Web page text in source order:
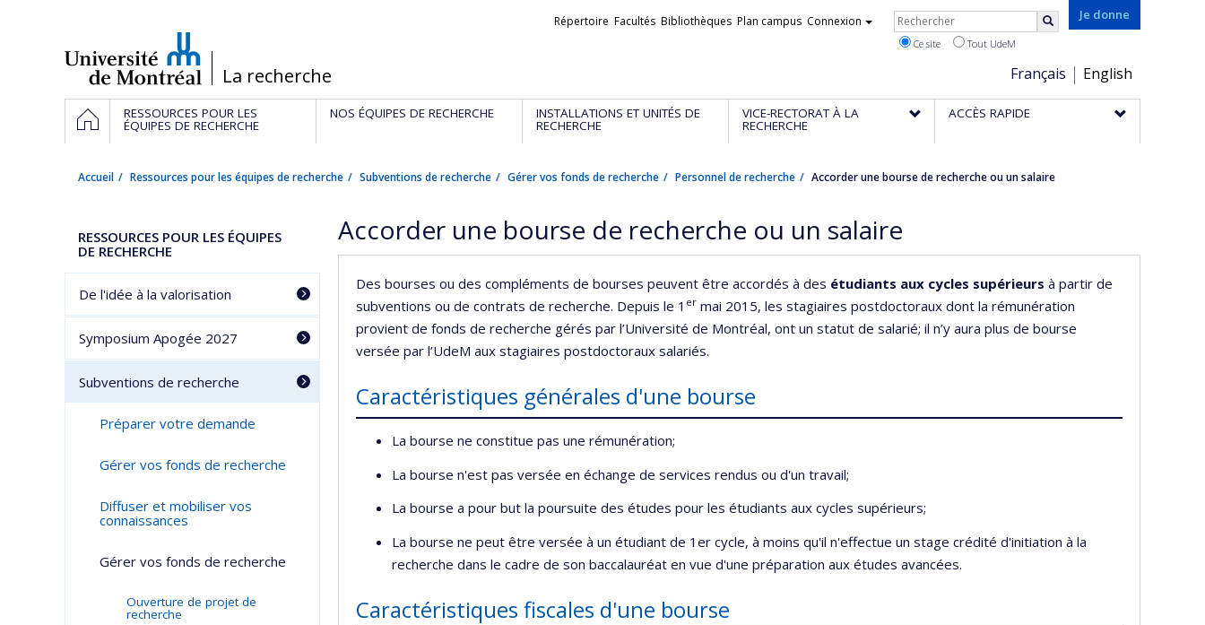
/La recherche
Je donne
Choix
de
la
Français English
Liens
Répertoire Facultés Bibliothèques Plan campus Connexion Rechercher
Ce site Tout UdeM
Navigation
principale
ACCUEILRESSOURCES POUR LES
ÉQUIPES DE RECHERCHE
NOS ÉQUIPES DE RECHERCHE INSTALLATIONS ET UNITÉS DE
RECHERCHE
VICE-RECTORAT À LA
RECHERCHE
ACCÈS RAPIDE
Accueil Ressources pour les équipes de recherche Subventions de recherche Gérer vos fonds de recherche Personnel de recherche Accorder une bourse de recherche ou un salaire
Accorder une bourse de recherche ou un salaire
Des bourses ou des compléments de bourses peuvent être accordés à des étudiants aux cycles supérieurs à partir de
subventions ou de contrats de recherche. Depuis le 1 er mai 2015, les stagiaires postdoctoraux dont la rémunération
provient de fonds de recherche gérés par l’Université de Montréal, ont un statut de salarié; il n’y aura plus de bourse
versée par l’UdeM aux stagiaires postdoctoraux salariés.
Caractéristiques générales d'une bourse
La bourse ne constitue pas une rémunération;
La bourse n'est pas versée en échange de services rendus ou d'un travail;
La bourse a pour but la poursuite des études pour les étudiants aux cycles supérieurs;
La bourse ne peut être versée à un étudiant de 1er cycle, à moins qu'il n'effectue un stage crédité d'initiation à la
recherche dans le cadre de son baccalauréat en vue d'une préparation aux études avancées.
Caractéristiques fiscales d'une bourse
RESSOURCES POUR LES ÉQUIPES
DE RECHERCHE
De l'idée à la valorisation
Symposium Apogée 2027
Subventions de recherche
Préparer votre demande
Gérer vos fonds de recherche
Diffuser et mobiliser vos
connaissances
Gérer vos fonds de recherche
Ouverture de projet de
recherche